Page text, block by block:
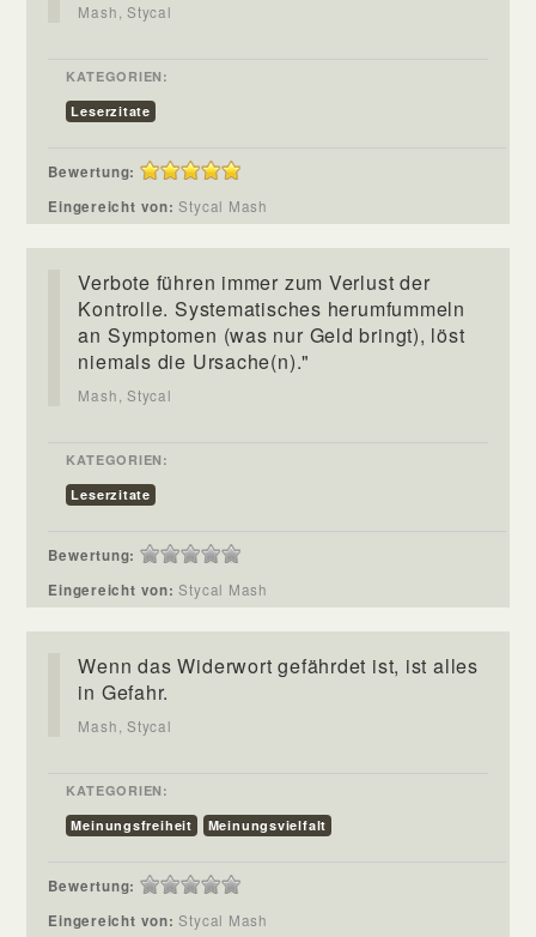
Mash, Stycal
KATEGORIEN:
Leserzitate
Bewertung:
Eingereicht von:Stycal Mash
Verbote führen immer zum Verlust der
Kontrolle. Systematisches herumfummeln
an Symptomen (was nur Geld bringt), löst
niemals die Ursache(n)."
Mash, Stycal
KATEGORIEN:
Leserzitate
Bewertung:
Eingereicht von:Stycal Mash
Wenn das Widerwort gefährdet ist, ist alles
in Gefahr.
Mash, Stycal
KATEGORIEN:
Meinungsfreiheit
Meinungsvielfalt
Bewertung:
Eingereicht von:Stycal Mash